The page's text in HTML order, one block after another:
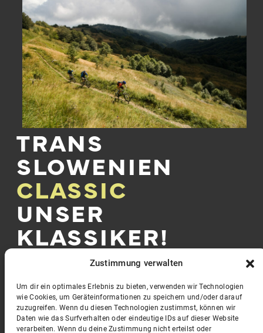
Zustimmung verwalten
Um dir ein optimales Erlebnis zu bieten, verwenden wir Technologien
wie Cookies, um Geräteinformationen zu speichern und/oder darauf
zuzugreifen. Wenn du diesen Technologien zustimmst, können wir
Daten wie das Surfverhalten oder eindeutige IDs auf dieser Website
verarbeiten. Wenn du deine Zustimmung nicht erteilst oder
TRANS
SLOWENIEN
CLASSIC
UNSER
KLASSIKER!
Unser Klassiker – seit 15 Jahren im Programm aber
„Transslowenien“ von Kranjska Gora in den Julischen
Alpen bis nach Piran an der slowenischen Adriaküste.
Eine Woche Mountainbiken abseits bekannter